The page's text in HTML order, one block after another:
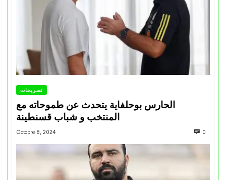
تصريحات
الحارس بوحلفاية يتحدث عن طموحاته مع
المنتخب و شباب قسنطينة
Octobre 8, 2024 0